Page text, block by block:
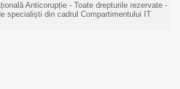
Anticorupție - Toate drepturile rezervate -
specialiști din cadrul Compartimentului IT